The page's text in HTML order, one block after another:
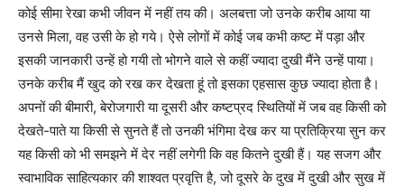
कोई सीमा रेखा कभी जीवन में नहीं तय की। अलबत्ता जो उनके करीब आया या
उनसे मिला, वह उसी के हो गये। ऐसे लोगों में कोई जब कभी कष्ट में पड़ा और
इसकी जानकारी उन्हें हो गयी तो भोगने वाले से कहीं ज्यादा दुखी मैंने उन्हें पाया।
उनके करीब मैं खुद को रख कर देखता हूं तो इसका एहसास कुछ ज्यादा होता है।
अपनों की बीमारी, बेरोजगारी या दूसरी और कष्टप्रद स्थितियों में जब वह किसी को
देखते-पाते या किसी से सुनते हैं तो उनकी भंगिमा देख कर या प्रतिक्रिया सुन कर
यह किसी को भी समझने में देर नहीं लगेगी कि वह कितने दुखी हैं। यह सजग और
स्वाभाविक साहित्यकार की शाश्वत प्रवृत्ति है, जो दूसरे के दुख में दुखी और सुख में